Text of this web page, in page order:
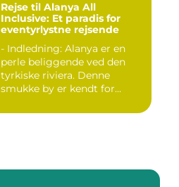
Rejse til Alanya All
Inclusive: Et paradis for
eventyrlystne rejsende
- Indledning: Alanya er en
perle beliggende ved den
tyrkiske riviera. Denne
smukke by er kendt for...